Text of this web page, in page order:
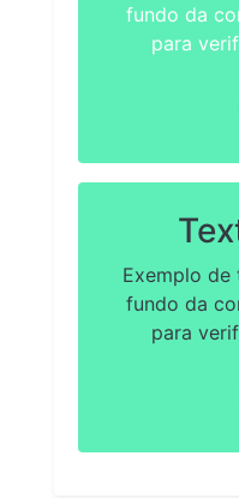
fundo da
para
Exemplo
fundo da
para